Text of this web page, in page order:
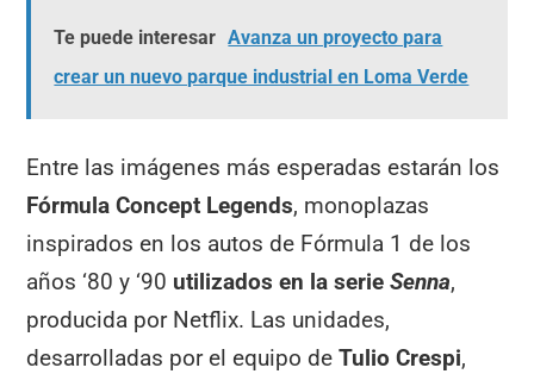
Te puede interesar Avanza un proyecto para
crear un nuevo parque industrial en Loma Verde
Entre las imágenes más esperadas estarán los
Fórmula Concept Legends, monoplazas
inspirados en los autos de Fórmula 1 de los
años ‘80 y ‘90 utilizados en la serieSenna,
producida por Netflix. Las unidades,
desarrolladas por el equipo deTulio Crespi,